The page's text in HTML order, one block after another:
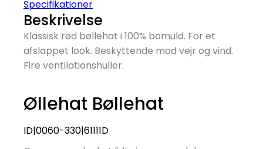
Specifikationer
Beskrivelse
Klassisk rød bøllehat i 100% bomuld. For et
afslappet look. Beskyttende mod vejr og vind.
Fire ventilationshuller.
Øllehat Bøllehat
ID|0060-330|61111D